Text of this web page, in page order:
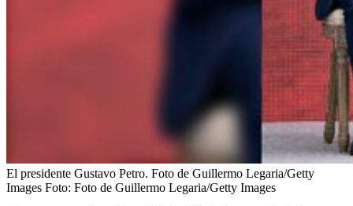
El presidente Gustavo Petro. Foto de Guillermo Legaria/Getty
Images Foto: Foto de Guillermo Legaria/Getty Images